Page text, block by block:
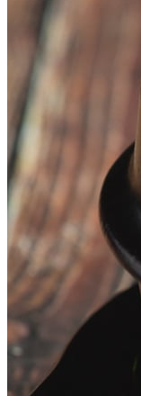
Fortaleza